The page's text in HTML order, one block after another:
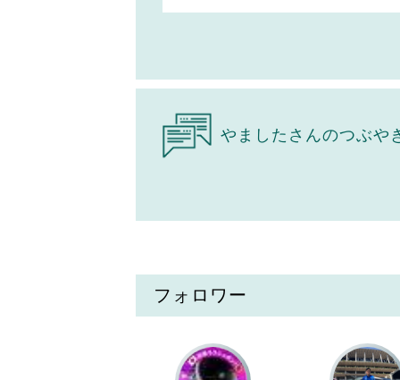
やましたさんのつぶや
フォロワー